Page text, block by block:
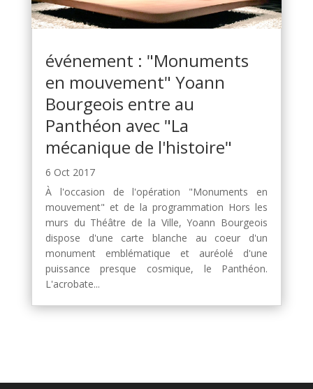
événement : "Monuments
en mouvement" Yoann
Bourgeois entre au
Panthéon avec "La
mécanique de l'histoire"
6 Oct 2017
À l'occasion de l'opération "Monuments en
mouvement" et de la programmation Hors les
murs du Théâtre de la Ville, Yoann Bourgeois
dispose d'une carte blanche au coeur d'un
monument emblématique et auréolé d'une
puissance presque cosmique, le Panthéon.
L'acrobate...